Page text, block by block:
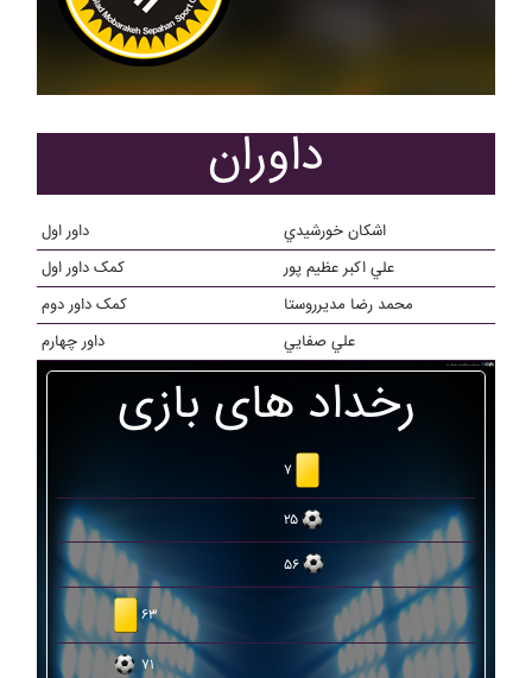
داوران
داور اول
اشکان خورشيدي
کمک داور اول
علي اکبر عظيم پور
کمک داور دوم
محمد رضا مديرروستا
داور چهارم
علي صفايي
رخداد های بازی
۷
۲۵
۵۶
۶۳
۷۱